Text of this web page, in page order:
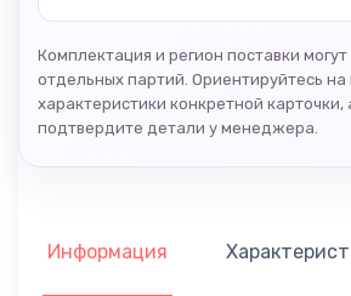
Комплектация и регион поставки могут
отдельных партий. Ориентируйтесь на
характеристики конкретной
подтвердите детали у менеджера.
Информация